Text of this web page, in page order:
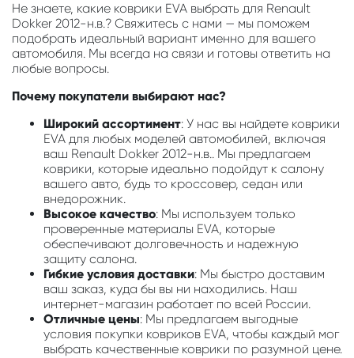
Не знаете, какие коврики EVA выбрать для Renault
Dokker 2012-н.в.? Свяжитесь с нами — мы поможем
подобрать идеальный вариант именно для вашего
автомобиля. Мы всегда на связи и готовы ответить на
любые вопросы.
Почему покупатели выбирают нас?
Широкий ассортимент: У нас вы найдете коврики
EVA для любых моделей автомобилей, включая
ваш Renault Dokker 2012-н.в.. Мы предлагаем
коврики, которые идеально подойдут к салону
вашего авто, будь то кроссовер, седан или
внедорожник.
Высокое качество: Мы используем только
проверенные материалы EVA, которые
обеспечивают долговечность и надежную
защиту салона.
Гибкие условия доставки: Мы быстро доставим
ваш заказ, куда бы вы ни находились. Наш
интернет-магазин работает по всей России.
Отличные цены: Мы предлагаем выгодные
условия покупки ковриков EVA, чтобы каждый мог
выбрать качественные коврики по разумной цене.